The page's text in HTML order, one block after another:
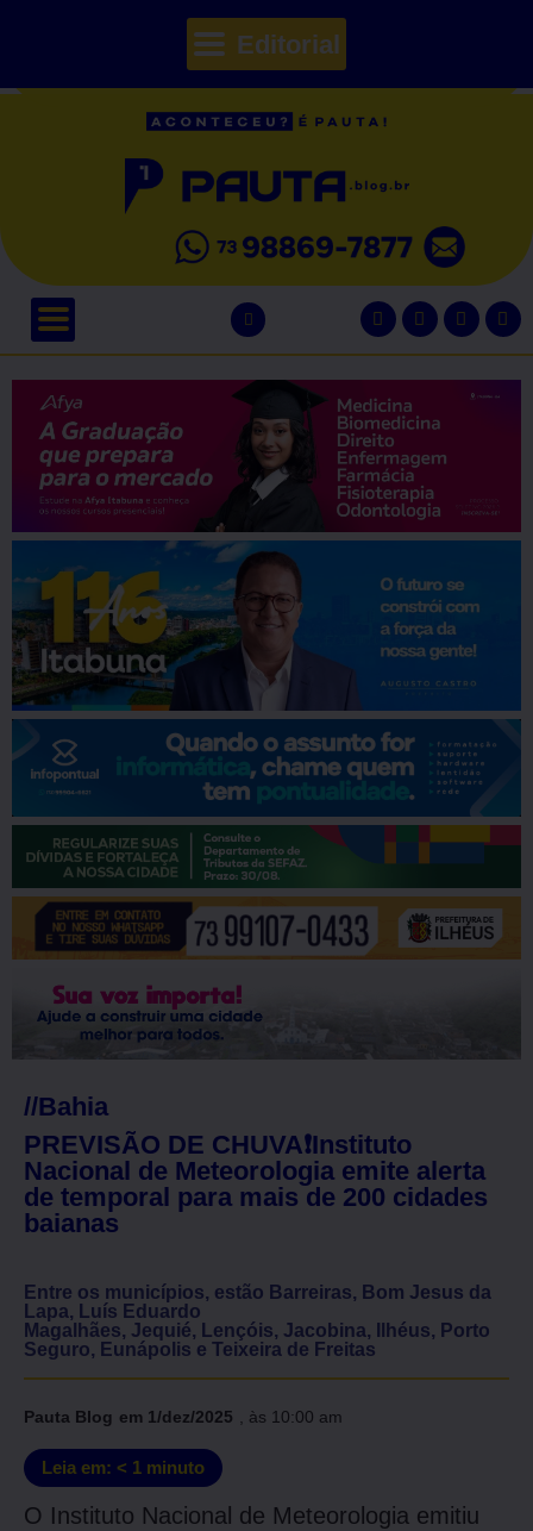
Editorial
//Bahia
PREVISÃO DE CHUVA❗Instituto
Nacional de Meteorologia emite alerta
de temporal para mais de 200 cidades
baianas
Entre os municípios, estão Barreiras, Bom Jesus da
Lapa, Luís Eduardo
Magalhães, Jequié, Lençóis, Jacobina, Ilhéus, Porto
Seguro, Eunápolis e Teixeira de Freitas
Pauta Blog em 1/dez/2025 , às 10:00 am
Leia em: < 1 minuto
O Instituto Nacional de Meteorologia emitiu